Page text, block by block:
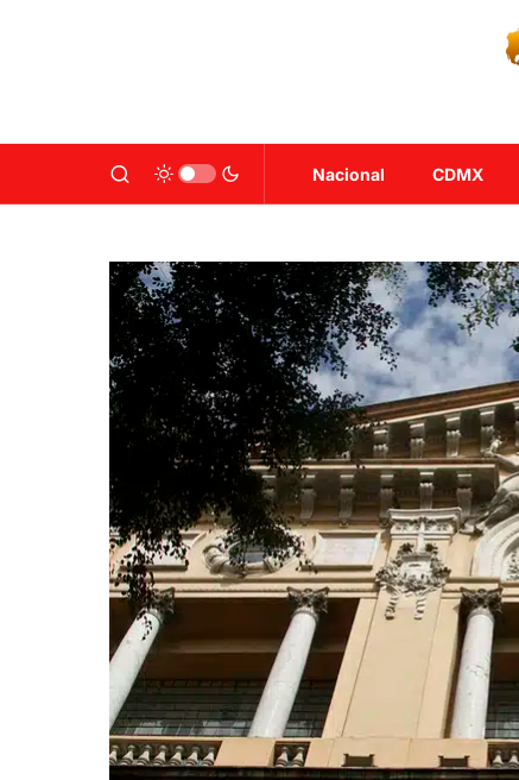
Nacional CDMX